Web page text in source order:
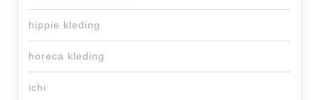
hippie kleding
horeca kleding
ichi